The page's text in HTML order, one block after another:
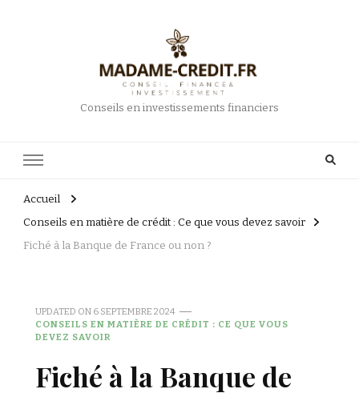
Conseils en investissements financiers
Accueil
Conseils en matière de crédit : Ce que vous devez savoir
Fiché à la Banque de France ou non ?
UPDATED ON 6 SEPTEMBRE 2024
CONSEILS EN MATIÈRE DE CRÉDIT : CE QUE VOUS
DEVEZ SAVOIR
Fiché à la Banque de